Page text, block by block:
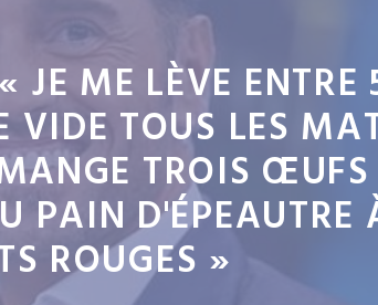
ME LÈVE ENTRE
TOUS LES
TROIS
PAIN D'ÉPEAUTRE
ROUGES »